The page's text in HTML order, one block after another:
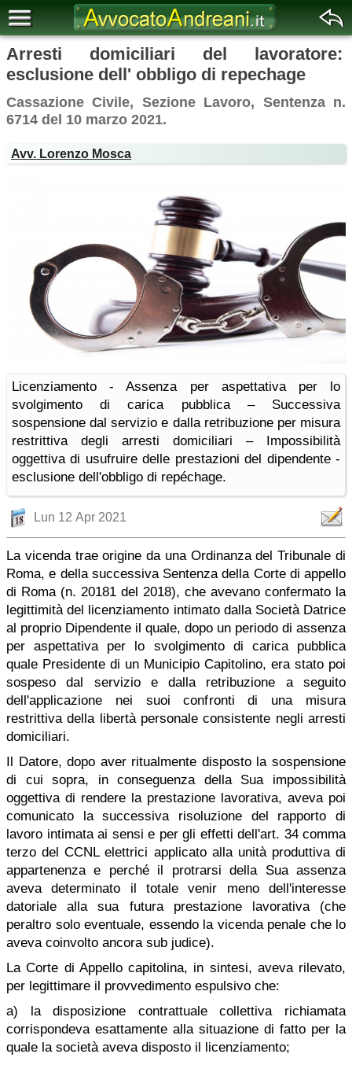
Arresti domiciliari del lavoratore:
esclusione dell' obbligo di repechage
Cassazione Civile, Sezione Lavoro, Sentenza n.
6714 del 10 marzo 2021.
Avv. Lorenzo Mosca
Licenziamento - Assenza per aspettativa per lo
svolgimento di carica pubblica – Successiva
sospensione dal servizio e dalla retribuzione per misura
restrittiva degli arresti domiciliari – Impossibilità
oggettiva di usufruire delle prestazioni del dipendente -
esclusione dell'obbligo di repéchage.
Lun 12 Apr 2021
La vicenda trae origine da una Ordinanza del Tribunale di
Roma, e della successiva Sentenza della Corte di appello
di Roma (n. 20181 del 2018), che avevano confermato la
legittimità del licenziamento intimato dalla Società Datrice
al proprio Dipendente il quale, dopo un periodo di assenza
per aspettativa per lo svolgimento di carica pubblica
quale Presidente di un Municipio Capitolino, era stato poi
sospeso dal servizio e dalla retribuzione a seguito
dell'applicazione nei suoi confronti di una misura
restrittiva della libertà personale consistente negli arresti
domiciliari.
Il Datore, dopo aver ritualmente disposto la sospensione
di cui sopra, in conseguenza della Sua impossibilità
oggettiva di rendere la prestazione lavorativa, aveva poi
comunicato la successiva risoluzione del rapporto di
lavoro intimata ai sensi e per gli effetti dell'art. 34 comma
terzo del CCNL elettrici applicato alla unità produttiva di
appartenenza e perché il protrarsi della Sua assenza
aveva determinato il totale venir meno dell'interesse
datoriale alla sua futura prestazione lavorativa (che
peraltro solo eventuale, essendo la vicenda penale che lo
aveva coinvolto ancora sub judice).
La Corte di Appello capitolina, in sintesi, aveva rilevato,
per legittimare il provvedimento espulsivo che:
a) la disposizione contrattuale collettiva richiamata
corrispondeva esattamente alla situazione di fatto per la
quale la società aveva disposto il licenziamento;